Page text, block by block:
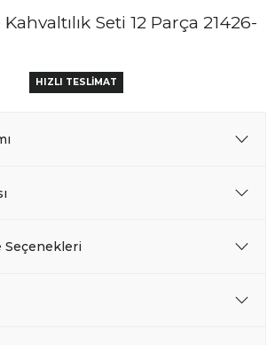
Seti 12 Parça 21426-
HIZLI TESLİMAT
Seçenekleri